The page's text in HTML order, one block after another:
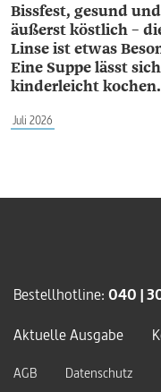
Bissfest, gesund
äußerst köstlich –
Linse ist etwas
Eine Suppe lässt
kinderleicht kochen.
Juli 2026
Bestellhotline: 040 |
Aktuelle Ausgabe
AGB Datenschutz